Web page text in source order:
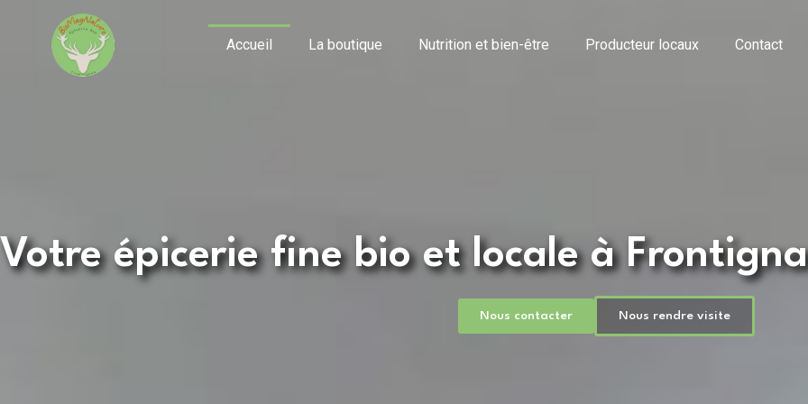
contenu
Accueil La boutique Nutrition et bien-être Producteur locaux Contact
Votre épicerie fine bio et locale à
Nous contacter Nous rendre visite